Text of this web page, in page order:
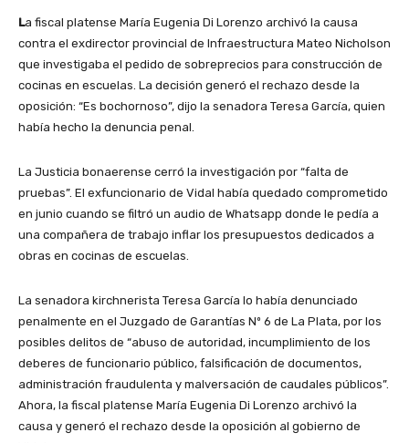
La fiscal platense María Eugenia Di Lorenzo archivó la causa
contra el exdirector provincial de Infraestructura Mateo Nicholson
que investigaba el pedido de sobreprecios para construcción de
cocinas en escuelas. La decisión generó el rechazo desde la
oposición: “Es bochornoso”, dijo la senadora Teresa García, quien
había hecho la denuncia penal.
La Justicia bonaerense cerró la investigación por “falta de
pruebas”. El exfuncionario de Vidal había quedado comprometido
en junio cuando se filtró un audio de Whatsapp donde le pedía a
una compañera de trabajo inflar los presupuestos dedicados a
obras en cocinas de escuelas.
La senadora kirchnerista Teresa García lo había denunciado
penalmente en el Juzgado de Garantías Nº 6 de La Plata, por los
posibles delitos de “abuso de autoridad, incumplimiento de los
deberes de funcionario público, falsificación de documentos,
administración fraudulenta y malversación de caudales públicos”.
Ahora, la fiscal platense María Eugenia Di Lorenzo archivó la
causa y generó el rechazo desde la oposición al gobierno de